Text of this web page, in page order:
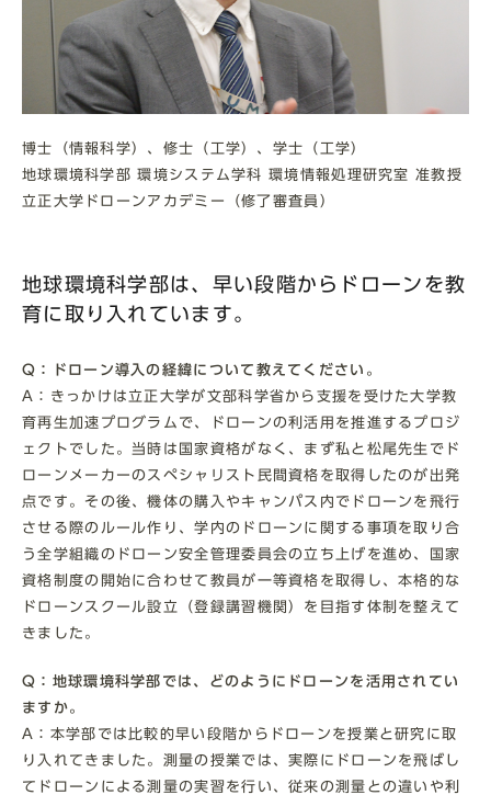
博士（情報科学）、修士（工学）、学士（工学）
地球環境科学部 環境システム学科 環境情報処理研究室 准教授
立正大学ドローンアカデミー（修了審査員）
地球環境科学部は、早い段階からドローンを教
育に取り入れています。
Q：ドローン導入の経緯について教えてください。
A：きっかけは立正大学が文部科学省から支援を受けた大学教
育再生加速プログラムで、ドローンの利活用を推進するプロジ
ェクトでした。当時は国家資格がなく、まず私と松尾先生でド
ローンメーカーのスペシャリスト民間資格を取得したのが出発
点です。その後、機体の購入やキャンパス内でドローンを飛行
させる際のルール作り、学内のドローンに関する事項を取り合
う全学組織のドローン安全管理委員会の立ち上げを進め、国家
資格制度の開始に合わせて教員が一等資格を取得し、本格的な
ドローンスクール設立（登録講習機関）を目指す体制を整えて
きました。
Q：地球環境科学部では、どのようにドローンを活用されてい
ますか。
A：本学部では比較的早い段階からドローンを授業と研究に取
り入れてきました。測量の授業では、実際にドローンを飛ばし
てドローンによる測量の実習を行い、従来の測量との違いや利